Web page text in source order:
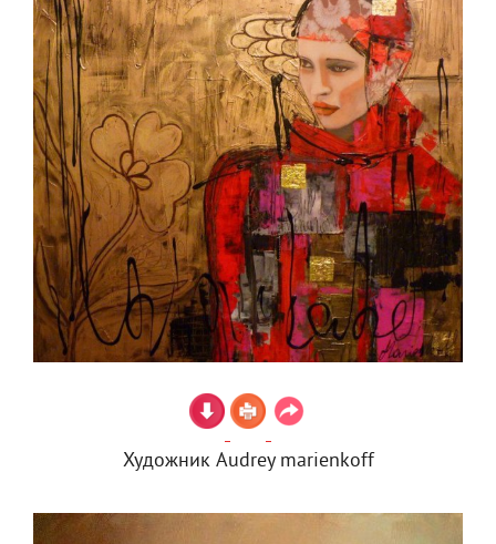
Художник Audrey marienkoff